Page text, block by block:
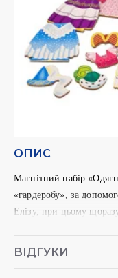
ОПИС
Магнітний набір
«гардеробу», за
Елізу, при цьому
сторона покрита шаром
ВІДГУКИ